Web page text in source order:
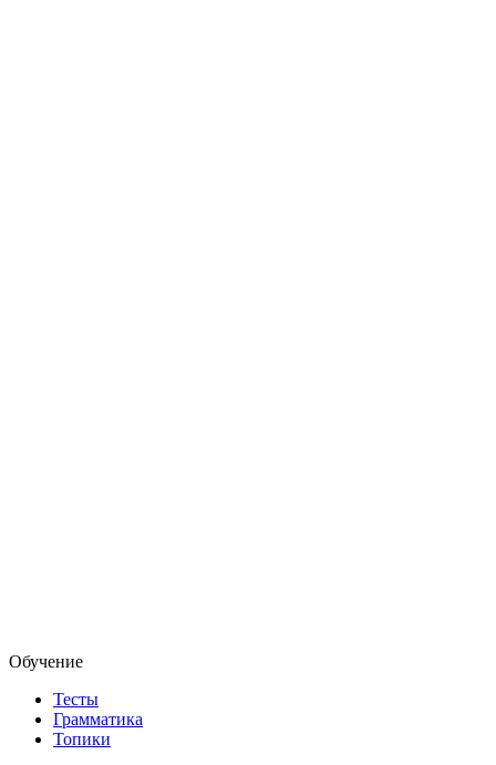
Обучение
Тесты
Грамматика
Топики